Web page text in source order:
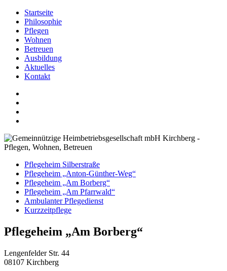
Startseite
Philosophie
Pflegen
Wohnen
Betreuen
Ausbildung
Aktuelles
Kontakt
Pflegeheim Silberstraße
Pflegeheim „Anton-Günther-Weg“
Pflegeheim „Am Borberg“
Pflegeheim „Am Pfarrwald“
Ambulanter Pflegedienst
Kurzzeitpflege
Pflegeheim „Am Borberg“
Lengenfelder Str. 44
08107 Kirchberg